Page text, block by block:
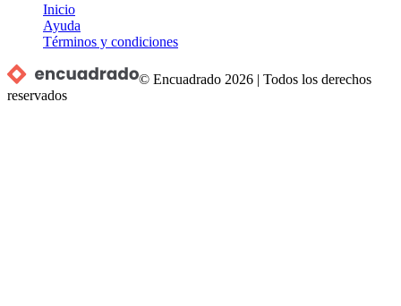
Inicio
Ayuda
Términos y condiciones
© Encuadrado 2026 |Todos los derechos
reservados